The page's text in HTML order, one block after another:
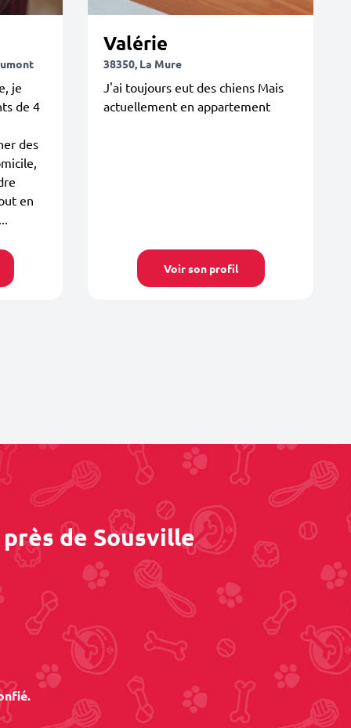
je
de 4
des
en
Valérie
38350, La Mure
J'ai toujours eut des chiens Mais
actuellement en appartement
Voir son profil
de Sousville